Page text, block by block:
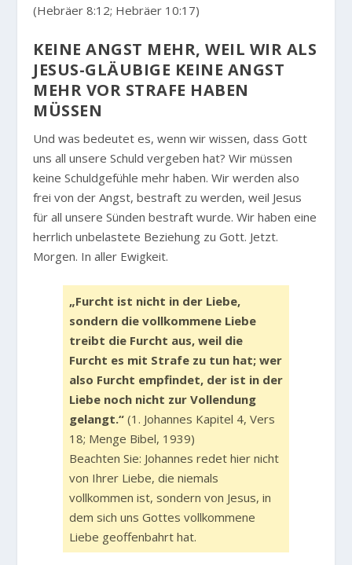
(Hebräer 8:12; Hebräer 10:17)
KEINE ANGST MEHR, WEIL WIR ALS
JESUS-GLÄUBIGE KEINE ANGST
MEHR VOR STRAFE HABEN
MÜSSEN
Und was bedeutet es, wenn wir wissen, dass Gott
uns all unsere Schuld vergeben hat? Wir müssen
keine Schuldgefühle mehr haben. Wir werden also
frei von der Angst, bestraft zu werden, weil Jesus
für all unsere Sünden bestraft wurde. Wir haben eine
herrlich unbelastete Beziehung zu Gott. Jetzt.
Morgen. In aller Ewigkeit.
„Furcht ist nicht in der Liebe,
sondern die vollkommene Liebe
treibt die Furcht aus, weil die
Furcht es mit Strafe zu tun hat; wer
also Furcht empfindet, der ist in der
Liebe noch nicht zur Vollendung
gelangt.“(1. Johannes Kapitel 4, Vers
18; Menge Bibel, 1939)
Beachten Sie: Johannes redet hier nicht
von Ihrer Liebe, die niemals
vollkommen ist, sondern von Jesus, in
dem sich uns Gottes vollkommene
Liebe geoffenbahrt hat.